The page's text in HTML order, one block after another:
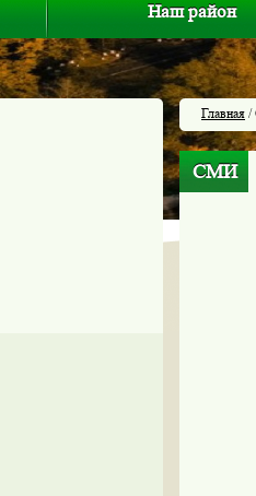
Наш район
Главная /
СМИ